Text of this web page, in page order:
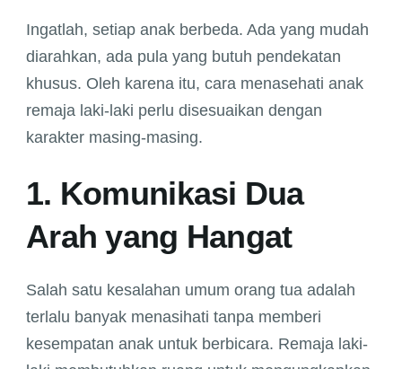
Ingatlah, setiap anak berbeda. Ada yang mudah
diarahkan, ada pula yang butuh pendekatan
khusus. Oleh karena itu, cara menasehati anak
remaja laki-laki perlu disesuaikan dengan
karakter masing-masing.
1. Komunikasi Dua
Arah yang Hangat
Salah satu kesalahan umum orang tua adalah
terlalu banyak menasihati tanpa memberi
kesempatan anak untuk berbicara. Remaja laki-